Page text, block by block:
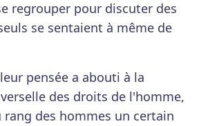
regrouper pour discuter des
se sentaient à même de
pensée a abouti à la
des droits de l'homme,
des hommes un certain